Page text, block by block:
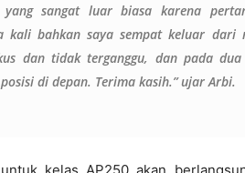
yang sangat luar biasa karena
kali bahkan saya sempat keluar dari
dan tidak terganggu, dan pada
di depan. Terima kasih.” ujar Arbi.